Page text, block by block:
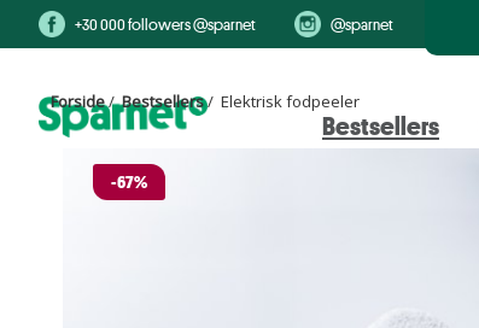
+30 000 followers @sparnet @sparnet
Bestsellers
Forside/Bestsellers/ Elektrisk fodpeeler
-67%